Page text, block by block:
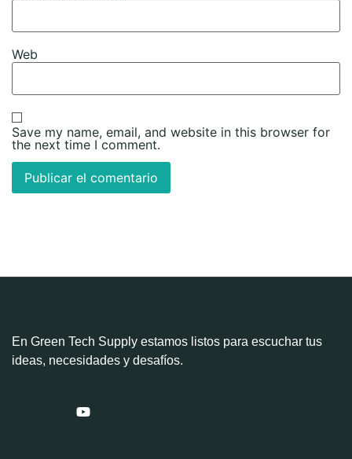
Web
Save my name, email, and website in this browser for
the next time I comment.
En Green Tech Supply estamos listos para escuchar tus
ideas, necesidades y desafíos.